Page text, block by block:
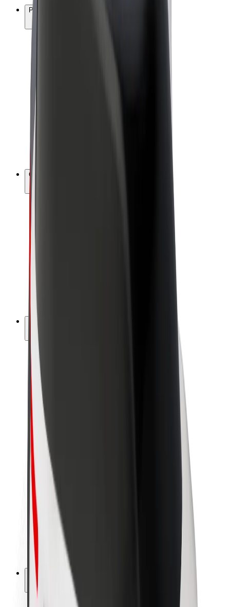
Produse
Câștigă cu Bolt
Companie
Blog
Centrul de presă
Manual de brand
Misiune
Relații cu investitorii
Conducere
Brand
Fondul Urban
Siguranță
Siguranță pentru pasageri